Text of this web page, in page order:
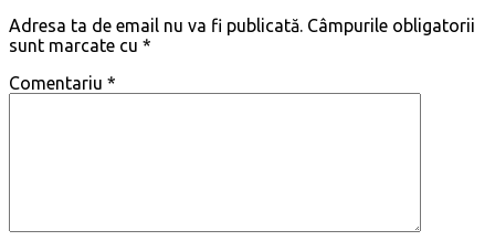
Adresa ta de email nu va fi publicată. Câmpurile obligatorii
sunt marcate cu *
Comentariu *